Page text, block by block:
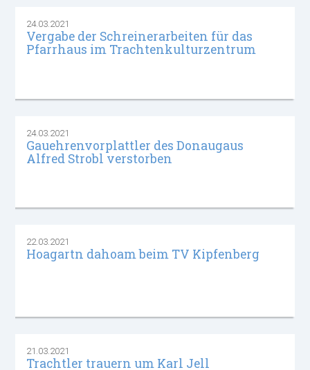
24.03.2021
Vergabe der Schreinerarbeiten für das
Pfarrhaus im Trachtenkulturzentrum
24.03.2021
Gauehrenvorplattler des Donaugaus
Alfred Strobl verstorben
22.03.2021
Hoagartn dahoam beim TV Kipfenberg
21.03.2021
Trachtler trauern um Karl Jell